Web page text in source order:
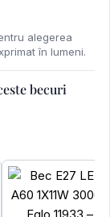
alegerea
în lumeni.
becuri